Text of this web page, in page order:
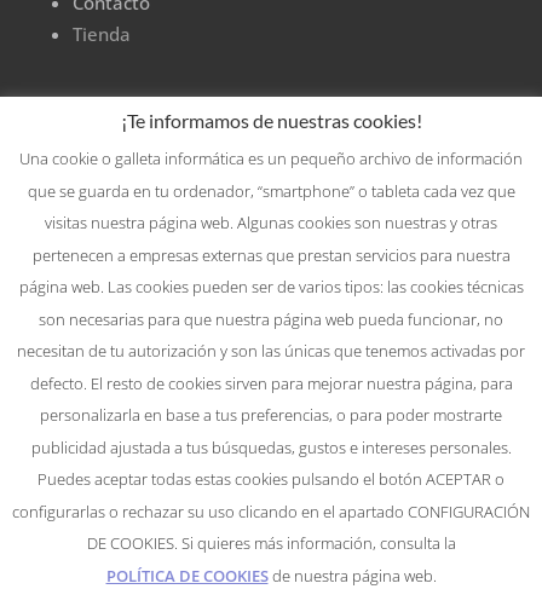
Tienda
personales
Política de privacidad
Copyright © 2024 LIMPIEZAS HIGIÉNICAS EBRO S.L.
¡Te informamos de nuestras cookies!
Una cookie o galleta informática es un pequeño archivo de información
que se guarda en tu ordenador, “smartphone” o tableta cada vez que
visitas nuestra página web. Algunas cookies son nuestras y otras
pertenecen a empresas externas que prestan servicios para nuestra
página web. Las cookies pueden ser de varios tipos: las cookies técnicas
son necesarias para que nuestra página web pueda funcionar, no
necesitan de tu autorización y son las únicas que tenemos activadas por
defecto. El resto de cookies sirven para mejorar nuestra página, para
personalizarla en base a tus preferencias, o para poder mostrarte
publicidad ajustada a tus búsquedas, gustos e intereses personales.
Puedes aceptar todas estas cookies pulsando el botón ACEPTAR o
configurarlas o rechazar su uso clicando en el apartado CONFIGURACIÓN
DE COOKIES. Si quieres más información, consulta la
POLÍTICA DE COOKIESde nuestra página web.